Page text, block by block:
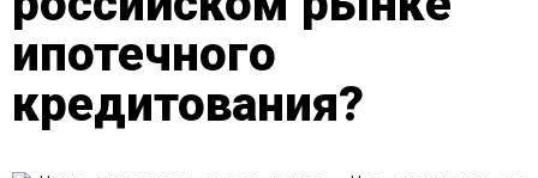
ипотечного
кредитования?